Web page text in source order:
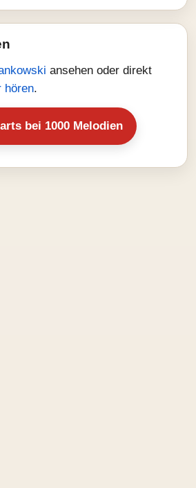
ansehen oder direkt
hören.
bei 1000 Melodien